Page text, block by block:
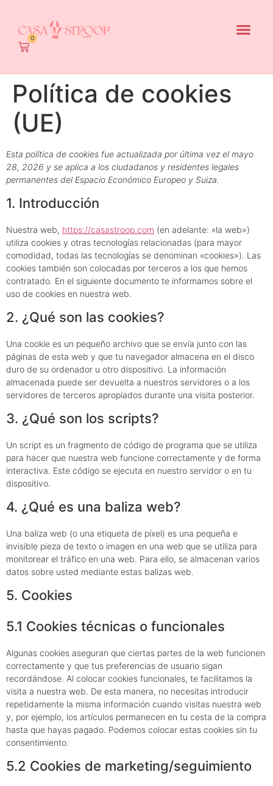
0
Política de cookies
(UE)
Esta política de cookies fue actualizada por última vez el mayo
28, 2026 y se aplica a los ciudadanos y residentes legales
permanentes del Espacio Económico Europeo y Suiza.
1. Introducción
Nuestra web, https://casastroop.com (en adelante: «la web»)
utiliza cookies y otras tecnologías relacionadas (para mayor
comodidad, todas las tecnologías se denominan «cookies»). Las
cookies también son colocadas por terceros a los que hemos
contratado. En el siguiente documento te informamos sobre el
uso de cookies en nuestra web.
2. ¿Qué son las cookies?
Una cookie es un pequeño archivo que se envía junto con las
páginas de esta web y que tu navegador almacena en el disco
duro de su ordenador u otro dispositivo. La información
almacenada puede ser devuelta a nuestros servidores o a los
servidores de terceros apropiados durante una visita posterior.
3. ¿Qué son los scripts?
Un script es un fragmento de código de programa que se utiliza
para hacer que nuestra web funcione correctamente y de forma
interactiva. Este código se ejecuta en nuestro servidor o en tu
dispositivo.
4. ¿Qué es una baliza web?
Una baliza web (o una etiqueta de píxel) es una pequeña e
invisible pieza de texto o imagen en una web que se utiliza para
monitorear el tráfico en una web. Para ello, se almacenan varios
datos sobre usted mediante estas balizas web.
5. Cookies
5.1 Cookies técnicas o funcionales
Algunas cookies aseguran que ciertas partes de la web funcionen
correctamente y que tus preferencias de usuario sigan
recordándose. Al colocar cookies funcionales, te facilitamos la
visita a nuestra web. De esta manera, no necesitas introducir
repetidamente la misma información cuando visitas nuestra web
y, por ejemplo, los artículos permanecen en tu cesta de la compra
hasta que hayas pagado. Podemos colocar estas cookies sin tu
consentimiento.
5.2 Cookies de marketing/seguimiento